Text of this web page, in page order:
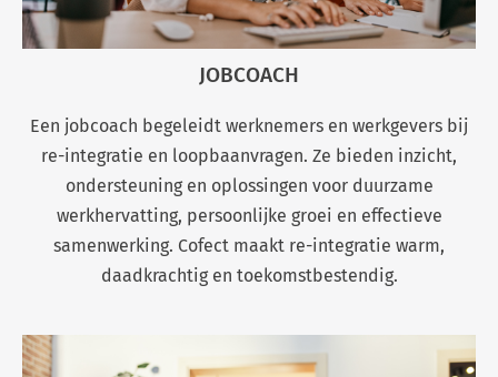
JOBCOACH
Een jobcoach begeleidt werknemers en werkgevers bij
re-integratie en loopbaanvragen. Ze bieden inzicht,
ondersteuning en oplossingen voor duurzame
werkhervatting, persoonlijke groei en effectieve
samenwerking. Cofect maakt re-integratie warm,
daadkrachtig en toekomstbestendig.